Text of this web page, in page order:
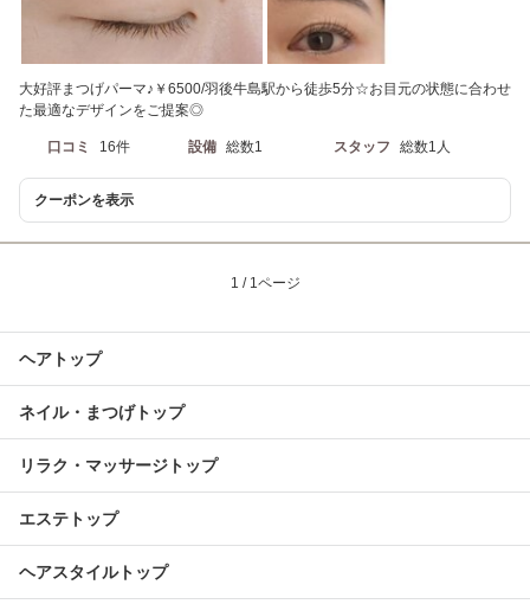
大好評まつげパーマ♪￥6500/羽後牛島駅から徒歩5分☆お目元の状態に合わせ
た最適なデザインをご提案◎
口コミ 16件 設備 総数1 スタッフ 総数1人
クーポンを表示
1 / 1ページ
ヘアトップ
ネイル・まつげトップ
リラク・マッサージトップ
エステトップ
ヘアスタイルトップ